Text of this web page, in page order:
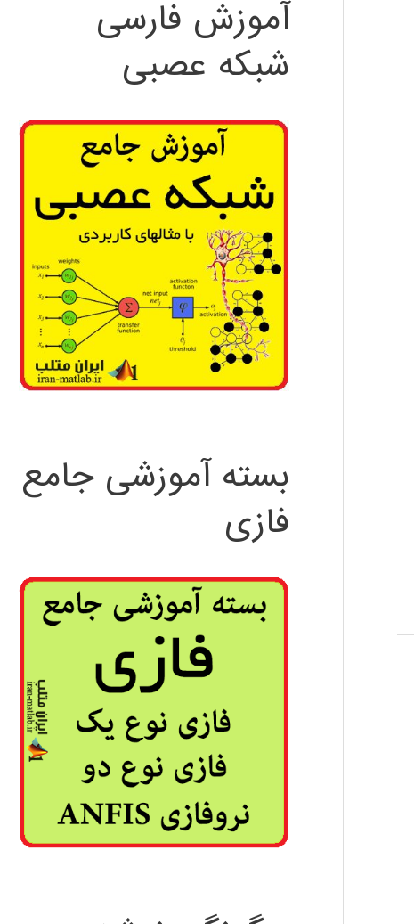
آموزش فارسی
شبکه عصبی
بسته آموزشی جامع
فازی